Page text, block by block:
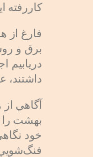
كاررفته
فارغ از
برق و
دريابيم
آگاهي
بهشت را
خود